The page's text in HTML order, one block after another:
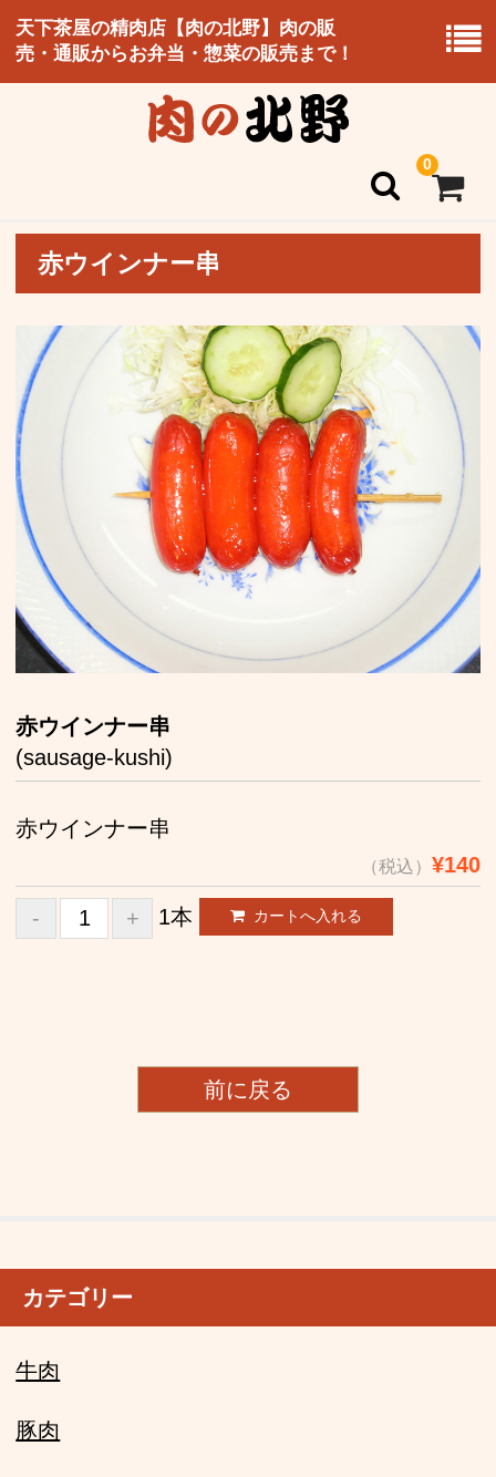
天下茶屋の精肉店【肉の北野】肉の販
売・通販からお弁当・惣菜の販売まで！
0
ホーム
北野のこだわり
お持ち帰り
お取り寄せ
店舗案内
お問い合わせ
赤ウインナー串
赤ウインナー串
(sausage-kushi)
赤ウインナー串
（税込） ¥140
1本
前に戻る
カテゴリー
牛肉
豚肉